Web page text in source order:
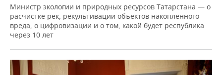
Министр экологии и природных ресурсов Татарстана — о
расчистке рек, рекультивации объектов накопленного
вреда, о цифровизации и о том, какой будет республика
через 10 лет